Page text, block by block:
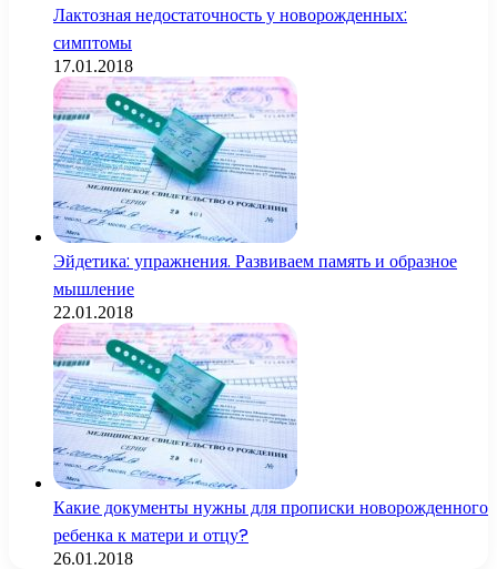
Лактозная недостаточность у новорожденных:
симптомы
17.01.2018
Эйдетика: упражнения. Развиваем память и образное
мышление
22.01.2018
Какие документы нужны для прописки новорожденного
ребенка к матери и отцу?
26.01.2018